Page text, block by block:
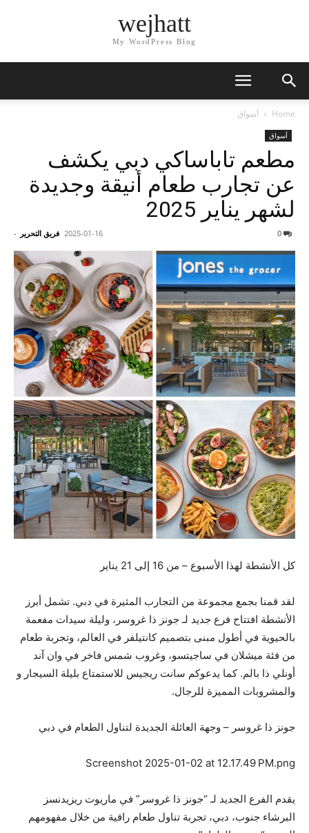
wejhatt
My WordPress Blog
Home أسواق
أسواق
مطعم تاباساكي دبي يكشف
عن تجارب طعام أنيقة وجديدة
لشهر يناير 2025‎‎‎‎‎‎
فريق التحرير - 2025-01-16
كل الأنشطة لهذا الأسبوع – من 16 إلى 21 يناير
لقد قمنا بجمع مجموعة من التجارب المثيرة في دبي. تشمل أبرز
الأنشطة افتتاح فرع جديد لـ جونز ذا غروسر، وليلة سيدات مفعمة
بالحيوية في أطول مبنى بتصميم كانتيلفر في العالم، وتجربة طعام
من فئة ميشلان في ساجيتسو، وغروب شمس فاخر في وان آند
أونلي ذا بالم. كما يدعوكم سانت ريجيس للاستمتاع بليلة السيجار و
والمشروبات المميزة للرجال.
جونز ذا غروسر – وجهة العائلة الجديدة لتناول الطعام في دبي
Screenshot 2025-01-02 at 12.17.49 PM.png
يقدم الفرع الجديد لـ “جونز ذا غروسر” في ماريوت ريزيدنسز
البرشاء جنوب، دبي، تجربة تناول طعام راقية من خلال مفهومهم